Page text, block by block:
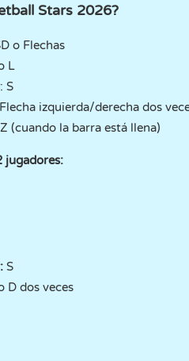
Stars 2026?
o Flechas
L
: S
izquierda/derecha dos
(cuando la barra está llena)
jugadores:
S
D dos veces